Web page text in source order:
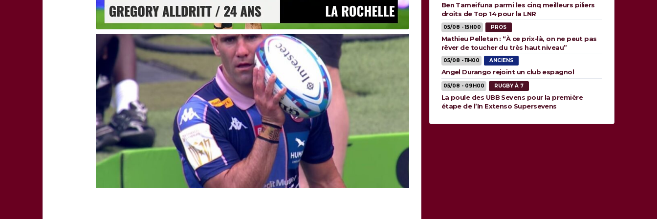
Ben Tameifuna parmi les cinq meilleurs piliers
droits de Top 14 pour la LNR
05/08 - 15H00 PROS
Mathieu Pelletan : “À ce prix-là, on ne peut pas
rêver de toucher du très haut niveau”
05/08 - 11H00 ANCIENS
Angel Durango rejoint un club espagnol
05/08 - 09H00 RUGBY À 7
La poule des UBB Sevens pour la première
étape de l’In Extenso Supersevens